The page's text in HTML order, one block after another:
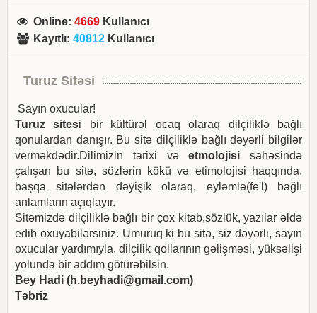
Online:4669 Kullanıcı
Kayıtlı:40812 Kullanıcı
Turuz Sitəsi
Sayın oxucular!
Turuz sitesi bir kültürəl ocaq olaraq dilçiliklə bağlı
qonulardan danışır. Bu sitə dilçiliklə bağlı dəyərli bilgilər
verməkdədir.Dilimizin tarixi vəetmolojisi sahəsində
çalışan bu sitə, sözlərin kökü və etimolojisi haqqında,
başqa sitələrdən dəyişik olaraq, eyləmlə(fe'l) bağlı
anlamların açıqlayır.
Sitəmizdə dilçiliklə bağlı bir çox kitab,sözlük, yazılar əldə
edib oxuyabilərsiniz. Umuruq ki bu sitə, siz dəyərli, sayın
oxucular yardımıyla, dilçilik qollarının gəlişməsi, yüksəlişi
yolunda bir addım götürəbilsin.
Bey Hadi (h.beyhadi@gmail.com)
Təbriz